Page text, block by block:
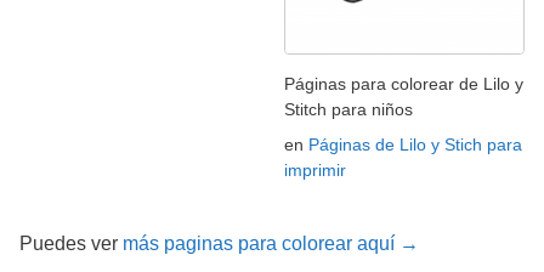
Páginas para colorear de Lilo y
Stitch para niños
en Páginas de Lilo y Stich para
imprimir
Puedes ver más paginas para colorear aquí →